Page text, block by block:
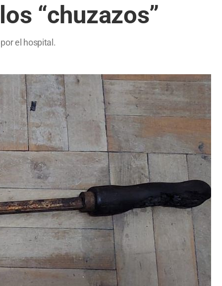
“chuzazos”
el hospital.